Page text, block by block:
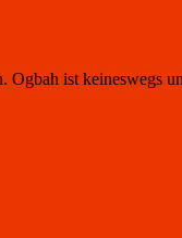
ist keineswegs